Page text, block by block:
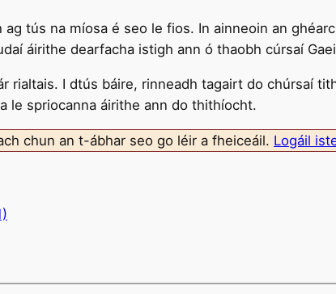
tús na míosa é seo le fios. In ainneoin an
áirithe dearfacha istigh ann ó thaobh cúrsaí
rialtais. I dtús báire, rinneadh tagairt do chúrsaí
le spriocanna áirithe ann do thithíocht.
chun an t-ábhar seo go léir a fheiceáil. Logáil